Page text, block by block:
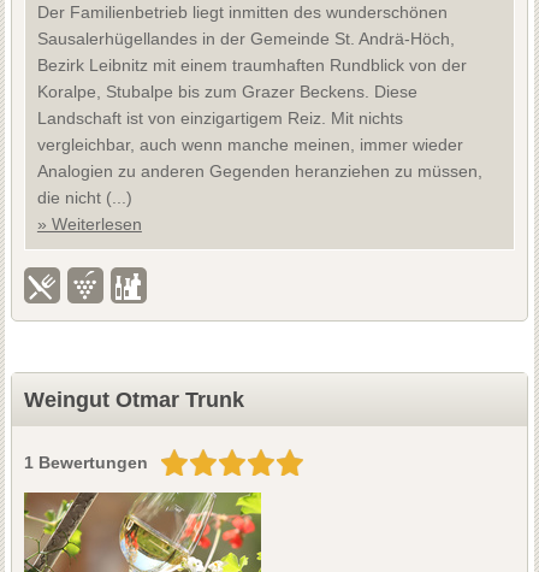
Der Familienbetrieb liegt inmitten des wunderschönen
Sausalerhügellandes in der Gemeinde St. Andrä-Höch,
Bezirk Leibnitz mit einem traumhaften Rundblick von der
Koralpe, Stubalpe bis zum Grazer Beckens. Diese
Landschaft ist von einzigartigem Reiz. Mit nichts
vergleichbar, auch wenn manche meinen, immer wieder
Analogien zu anderen Gegenden heranziehen zu müssen,
die nicht (...)
» Weiterlesen
Weingut Otmar Trunk
1 Bewertungen